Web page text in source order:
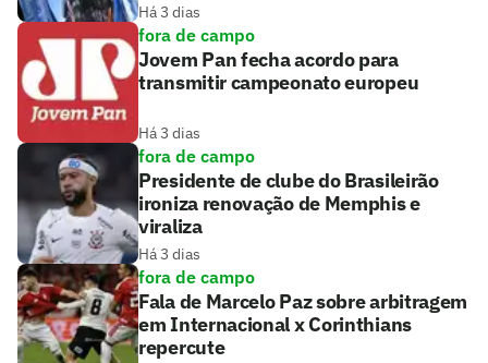
Há 3 dias
fora de campo
Jovem Pan fecha acordo para
transmitir campeonato europeu
Há 3 dias
fora de campo
Presidente de clube do Brasileirão
ironiza renovação de Memphis e
viraliza
Há 3 dias
fora de campo
Fala de Marcelo Paz sobre arbitragem
em Internacional x Corinthians
repercute